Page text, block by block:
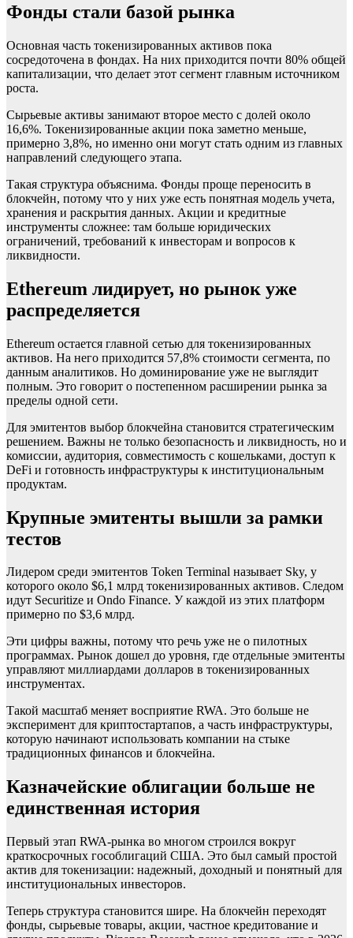
Фонды стали базой рынка
Основная часть токенизированных активов пока
сосредоточена в фондах. На них приходится почти 80% общей
капитализации, что делает этот сегмент главным источником
роста.
Сырьевые активы занимают второе место с долей около
16,6%. Токенизированные акции пока заметно меньше,
примерно 3,8%, но именно они могут стать одним из главных
направлений следующего этапа.
Такая структура объяснима. Фонды проще переносить в
блокчейн, потому что у них уже есть понятная модель учета,
хранения и раскрытия данных. Акции и кредитные
инструменты сложнее: там больше юридических
ограничений, требований к инвесторам и вопросов к
ликвидности.
Ethereum лидирует, но рынок уже
распределяется
Ethereum остается главной сетью для токенизированных
активов. На него приходится 57,8% стоимости сегмента, по
данным аналитиков. Но доминирование уже не выглядит
полным. Это говорит о постепенном расширении рынка за
пределы одной сети.
Для эмитентов выбор блокчейна становится стратегическим
решением. Важны не только безопасность и ликвидность, но и
комиссии, аудитория, совместимость с кошельками, доступ к
DeFi и готовность инфраструктуры к институциональным
продуктам.
Крупные эмитенты вышли за рамки
тестов
Лидером среди эмитентов Token Terminal называет Sky, у
которого около $6,1 млрд токенизированных активов. Следом
идут Securitize и Ondo Finance. У каждой из этих платформ
примерно по $3,6 млрд.
Эти цифры важны, потому что речь уже не о пилотных
программах. Рынок дошел до уровня, где отдельные эмитенты
управляют миллиардами долларов в токенизированных
инструментах.
Такой масштаб меняет восприятие RWA. Это больше не
эксперимент для криптостартапов, а часть инфраструктуры,
которую начинают использовать компании на стыке
традиционных финансов и блокчейна.
Казначейские облигации больше не
единственная история
Первый этап RWA-рынка во многом строился вокруг
краткосрочных гособлигаций США. Это был самый простой
актив для токенизации: надежный, доходный и понятный для
институциональных инвесторов.
Теперь структура становится шире. На блокчейн переходят
фонды, сырьевые товары, акции, частное кредитование и